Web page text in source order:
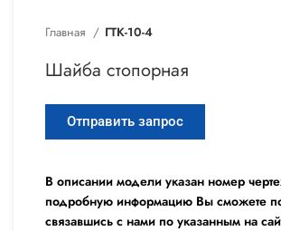
Главная ГТК-10-4
Шайба стопорная
Отправить запрос
В описании модели указан номер
подробную информацию Вы сможете
связавшись с нами по указанным на